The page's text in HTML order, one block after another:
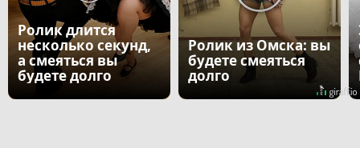
Ролик длится
несколько секунд,
а смеяться вы
будете долго
Ролик из Омска: вы
будете смеяться
долго